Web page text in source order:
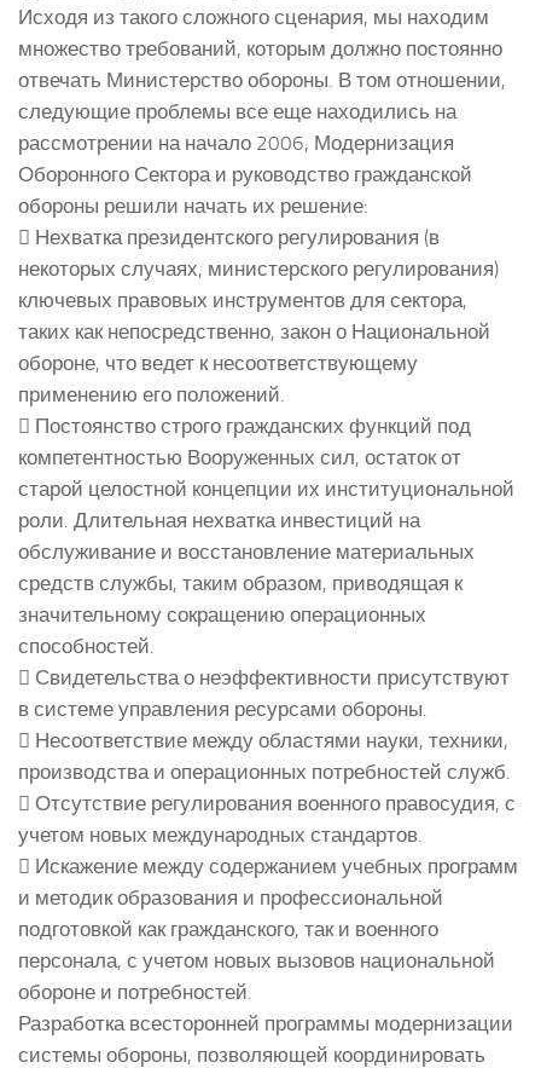
Исходя из такого сложного сценария, мы находим
множество требований, которым должно постоянно
отвечать Министерство обороны. В том отношении,
следующие проблемы все еще находились на
рассмотрении на начало 2006, Модернизация
Оборонного Сектора и руководство гражданской
обороны решили начать их решение:
 Нехватка президентского регулирования (в
некоторых случаях, министерского регулирования)
ключевых правовых инструментов для сектора,
таких как непосредственно, закон о Национальной
обороне, что ведет к несоответствующему
применению его положений.
 Постоянство строго гражданских функций под
компетентностью Вооруженных сил, остаток от
старой целостной концепции их институциональной
роли. Длительная нехватка инвестиций на
обслуживание и восстановление материальных
средств службы, таким образом, приводящая к
значительному сокращению операционных
способностей.
 Свидетельства о неэффективности присутствуют
в системе управления ресурсами обороны.
 Несоответствие между областями науки, техники,
производства и операционных потребностей служб.
 Отсутствие регулирования военного правосудия, с
учетом новых международных стандартов.
 Искажение между содержанием учебных программ
и методик образования и профессиональной
подготовкой как гражданского, так и военного
персонала, с учетом новых вызовов национальной
обороне и потребностей.
Разработка всесторонней программы модернизации
системы обороны, позволяющей координировать